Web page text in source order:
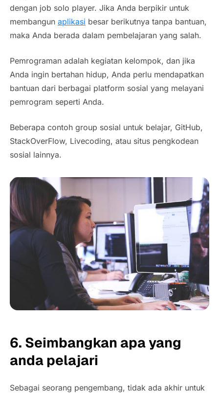
dengan job solo player. Jika Anda berpikir untuk
membangun aplikasi besar berikutnya tanpa bantuan,
maka Anda berada dalam pembelajaran yang salah.
Pemrograman adalah kegiatan kelompok, dan jika
Anda ingin bertahan hidup, Anda perlu mendapatkan
bantuan dari berbagai platform sosial yang melayani
pemrogram seperti Anda.
Beberapa contoh group sosial untuk belajar, GitHub,
StackOverFlow, Livecoding, atau situs pengkodean
sosial lainnya.
6. Seimbangkan apa yang
anda pelajari
Sebagai seorang pengembang, tidak ada akhir untuk